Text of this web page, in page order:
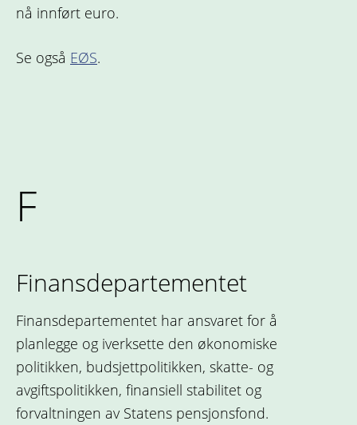
nå innført euro.
Se også EØS.
F
Finansdepartementet
Finansdepartementet har ansvaret for å
planlegge og iverksette den økonomiske
politikken, budsjettpolitikken, skatte- og
avgiftspolitikken, finansiell stabilitet og
forvaltningen av Statens pensjonsfond.